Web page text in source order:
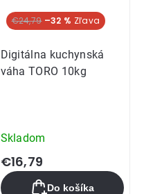
€24,79 –32 %
Digitálna kuchynská
váha TORO 10kg
Skladom
€16,79
Do košíka